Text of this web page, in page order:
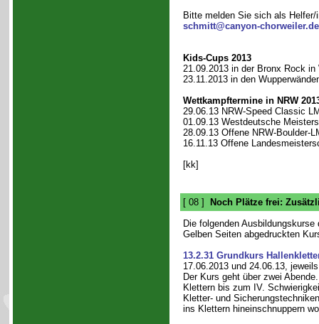
Bitte melden Sie sich als
schmitt@canyon-chorweiler.de
Kids-Cups 2013
21.09.2013 in der Bronx Rock in
23.11.2013 in den
Wettkampftermine in NRW
29.06.13 NRW-Speed Classic
01.09.13 Westdeutsche
28.09.13 Offene NRW-Boulder-
16.11.13 Offene
[kk]
[ 08 ]
Noch Plätze frei:
Die folgenden Ausbildungskurse
Gelben Seiten abgedruckten
13.2.31 Grundkurs
17.06.2013 und 24.06.13,
Der Kurs geht über zwei
Klettern bis zum IV.
Kletter- und
ins Klettern hineinschnuppern